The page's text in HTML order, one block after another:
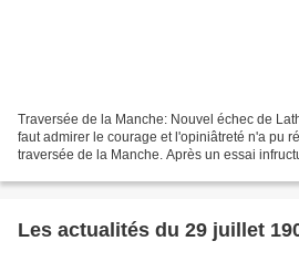
Traversée de la Manche: Nouvel échec de
faut admirer le courage et l'opiniâtreté n'a pu
traversée de la Manche. Après un essai
Les actualités du 29 juillet